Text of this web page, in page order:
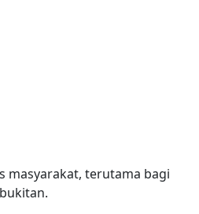
masyarakat, terutama bagi